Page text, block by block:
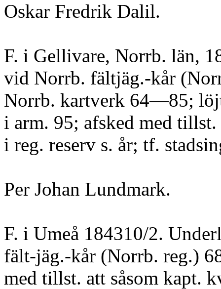
Oskar Fredrik Dalil.
F. i Gellivare, Norrb. län,
vid Norrb. fältjäg.-kår
Norrb. kartverk 64—85;
i arm. 95; afsked med
i reg. reserv s. år; tf.
Per Johan Lundmark.
F. i Umeå 184310/2.
fält-jäg.-kår (Norrb. reg.)
med tillst. att såsom kapt.